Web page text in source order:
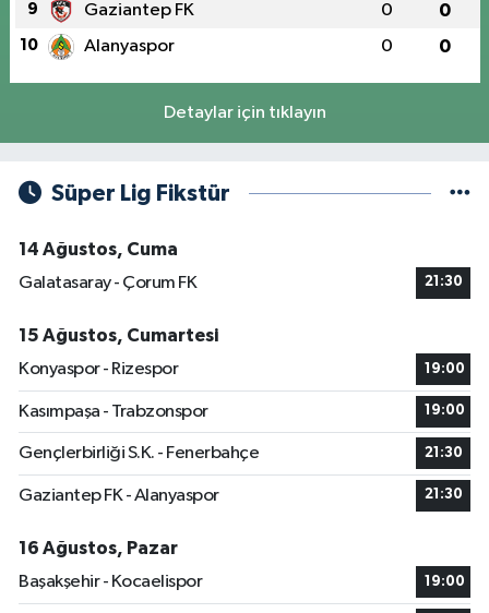
9 Gaziantep FK 0 0
10 Alanyaspor 0 0
Detaylar için tıklayın
Süper Lig Fikstür
14 Ağustos, Cuma
Galatasaray - Çorum FK
21:30
15 Ağustos, Cumartesi
Konyaspor - Rizespor
19:00
Kasımpaşa - Trabzonspor 19:00
Gençlerbirliği S.K. - Fenerbahçe 21:30
Gaziantep FK - Alanyaspor 21:30
16 Ağustos, Pazar
Başakşehir - Kocaelispor
19:00